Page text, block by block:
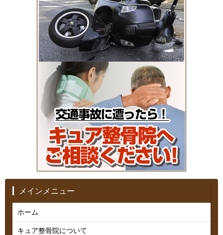
メインメニュー
ホーム
キュア整骨院について